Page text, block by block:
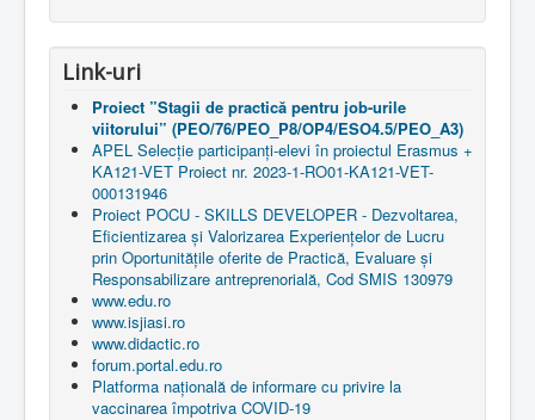
Link-uri
Proiect ”Stagii de practică pentru job-urile
viitorului” (PEO/76/PEO_P8/OP4/ESO4.5/PEO_A3)
APEL Selecție participanți-elevi în proiectul Erasmus +
KA121-VET Proiect nr. 2023-1-RO01-KA121-VET-
000131946
Proiect POCU - SKILLS DEVELOPER - Dezvoltarea,
Eficientizarea și Valorizarea Experiențelor de Lucru
prin Oportunitățile oferite de Practică, Evaluare și
Responsabilizare antreprenorială, Cod SMIS 130979
www.edu.ro
www.isjiasi.ro
www.didactic.ro
forum.portal.edu.ro
Platforma națională de informare cu privire la
vaccinarea împotriva COVID-19